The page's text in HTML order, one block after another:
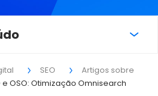
SEO
Artigos sobre
e OSO: Otimização Omnisearch